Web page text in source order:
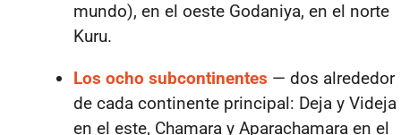
mundo), en el oeste Godaniya, en el norte
Kuru.
Los ocho subcontinentes — dos alrededor
de cada continente principal: Deja y Videja
en el este, Chamara y Aparachamara en el